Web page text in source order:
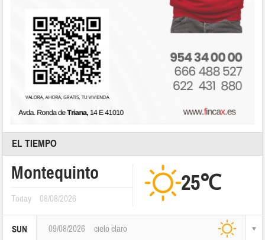
EL TIEMPO
Montequinto
Today 08/08/2026
25℃
SUN 09/08/2026 cielo claro